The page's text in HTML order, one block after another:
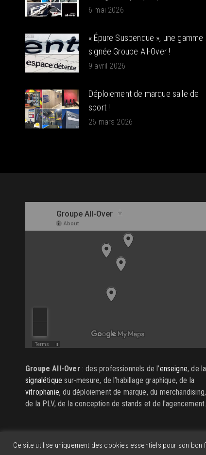
6 mai 2026
« Épure Suspendue », une gamme
signée Groupe All-Over !
9 avril 2026
Déploiement de marque salle de
sport !
26 mars 2026
Groupe All-Over : des professionnels de l’enseigne, de la
signalétique sur-mesure, de l’habillage graphique, de la
vitrophanie, du déploiement de marque, du merchandising,
de la PLV, de la conception de stands et de l'agencement.
Ce site utilise uniquement des cookies essentiels pour son bon